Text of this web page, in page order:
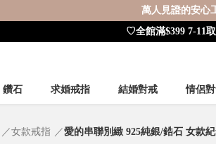
萬人見證的安心
♡全館滿$399 7-11
鑽石 求婚戒指 結婚對戒 情侶
女款戒指 愛的串聯別緻 925純銀/鋯石 女款